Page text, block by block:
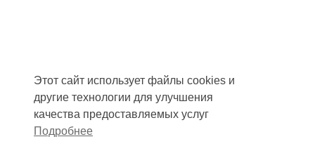
Этот сайт использует файлы cookies и
другие технологии для улучшения
качества предоставляемых услуг
Подробнее